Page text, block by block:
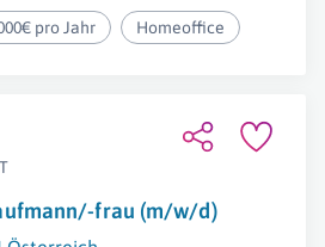
pro Jahr Homeoffice
frau (m/w/d)